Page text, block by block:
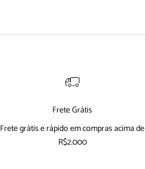
Frete Grátis
Frete grátis e rápido em compras acima de
R$2.000